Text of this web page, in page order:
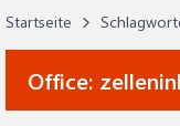
Startseite
Office: